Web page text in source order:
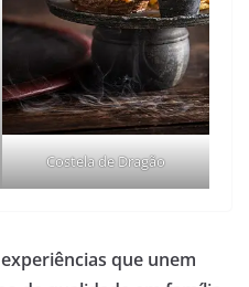
Costela de Dragão
que unem